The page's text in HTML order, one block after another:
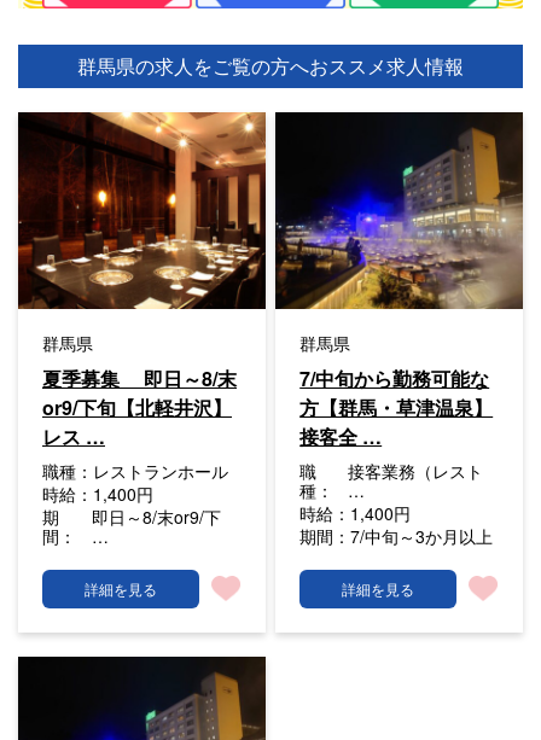
群馬県の求人をご覧の方へおススメ求人情報
群馬県
夏季募集 即日～8/末
or9/下旬【北軽井沢】
レス …
職種： レストランホール
時給： 1,400円
期
間：
即日～8/末or9/下
…
詳細を見る
群馬県
7/中旬から勤務可能な
方【群馬・草津温泉】
接客全 …
職
種：
接客業務（レスト
…
時給： 1,400円
期間：7/中旬～3か月以上
詳細を見る